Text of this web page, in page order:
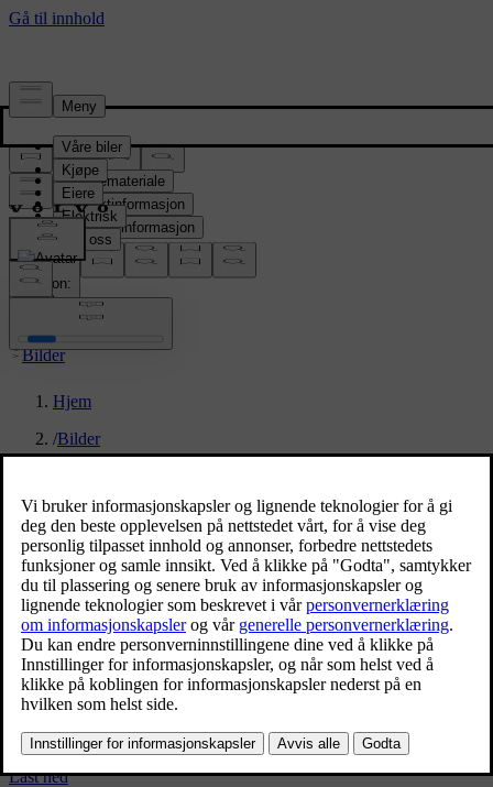
Presserom
Pressemateriale
Produktinformasjon
Selskapsinformasjon
Mediekontakter
location:
NO
Bilder
Hjem
/Bilder
Volvo EX90 Vapour Grey
Exterior
9/3/2024
Bokmerke
Del
Last ned